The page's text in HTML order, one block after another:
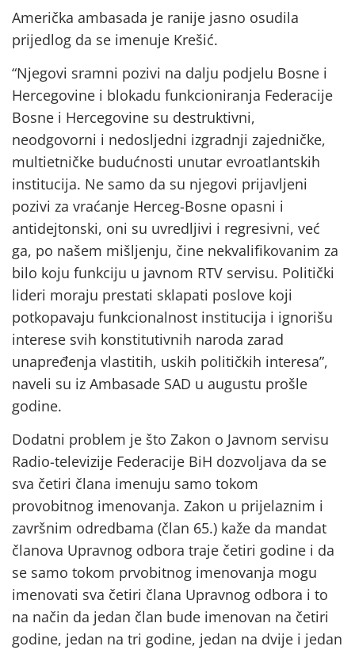
Američka ambasada je ranije jasno osudila
prijedlog da se imenuje Krešić.
“Njegovi sramni pozivi na dalju podjelu Bosne i
Hercegovine i blokadu funkcioniranja Federacije
Bosne i Hercegovine su destruktivni,
neodgovorni i nedosljedni izgradnji zajedničke,
multietničke budućnosti unutar evroatlantskih
institucija. Ne samo da su njegovi prijavljeni
pozivi za vraćanje Herceg-Bosne opasni i
antidejtonski, oni su uvredljivi i regresivni, već
ga, po našem mišljenju, čine nekvalifikovanim za
bilo koju funkciju u javnom RTV servisu. Politički
lideri moraju prestati sklapati poslove koji
potkopavaju funkcionalnost institucija i ignorišu
interese svih konstitutivnih naroda zarad
unapređenja vlastitih, uskih političkih interesa”,
naveli su iz Ambasade SAD u augustu prošle
godine.
Dodatni problem je što Zakon o Javnom servisu
Radio-televizije Federacije BiH dozvoljava da se
sva četiri člana imenuju samo tokom
provobitnog imenovanja. Zakon u prijelaznim i
završnim odredbama (član 65.) kaže da mandat
članova Upravnog odbora traje četiri godine i da
se samo tokom prvobitnog imenovanja mogu
imenovati sva četiri člana Upravnog odbora i to
na način da jedan član bude imenovan na četiri
godine, jedan na tri godine, jedan na dvije i jedan